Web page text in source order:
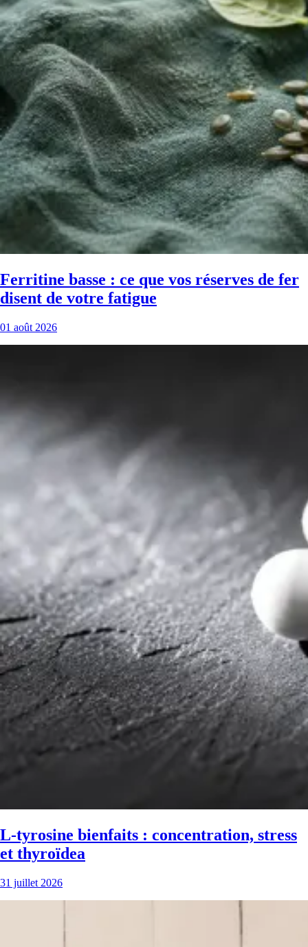
Ferritine basse : ce que vos réserves de fer
disent de votre fatigue
01 août 2026
L-tyrosine bienfaits : concentration, stress
et thyroïdea
31 juillet 2026